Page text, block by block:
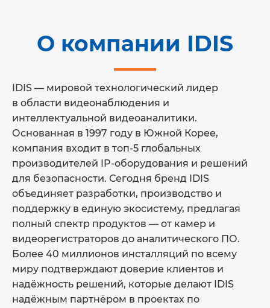
О компании IDIS
IDIS — мировой технологический лидер
в области видеонаблюдения и
интеллектуальной видеоаналитики.
Основанная в 1997 году в Южной Корее,
компания входит в топ-5 глобальных
производителей IP-оборудования и решений
для безопасности. Сегодня бренд IDIS
объединяет разработки, производство и
поддержку в единую экосистему, предлагая
полный спектр продуктов — от камер и
видеорегистраторов до аналитического ПО.
Более 40 миллионов инсталляций по всему
миру подтверждают доверие клиентов и
надёжность решений, которые делают IDIS
надёжным партнёром в проектах по